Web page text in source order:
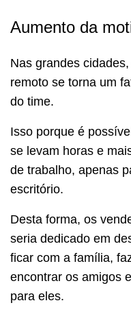
Aumento da
Nas grandes
remoto se torna um
do time.
Isso porque é
se levam horas e
de trabalho, apenas
escritório.
Desta forma, os
seria dedicado em
ficar com a família,
encontrar os amigos
para eles.